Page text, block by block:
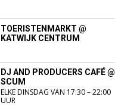
TOERISTENMARKT @
KATWIJK CENTRUM
DJ AND PRODUCERS CAFÉ @
SCUM
ELKE DINSDAG VAN 17:30 – 22:00
UUR